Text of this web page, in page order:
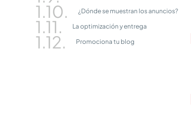
¿Dónde se muestran los anuncios?
La optimización y entrega
Promociona tu blog